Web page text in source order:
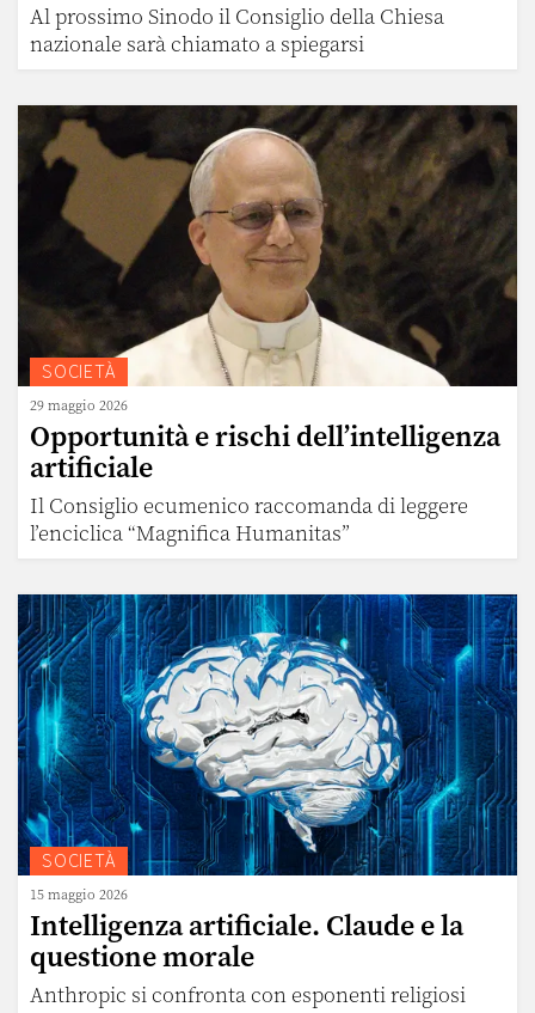
Al prossimo Sinodo il Consiglio della Chiesa
nazionale sarà chiamato a spiegarsi
SOCIETÀ
29 maggio 2026
Opportunità e rischi dell’intelligenza
artificiale
Il Consiglio ecumenico raccomanda di leggere
l’enciclica “Magnifica Humanitas”
SOCIETÀ
15 maggio 2026
Intelligenza artificiale. Claude e la
questione morale
Anthropic si confronta con esponenti religiosi